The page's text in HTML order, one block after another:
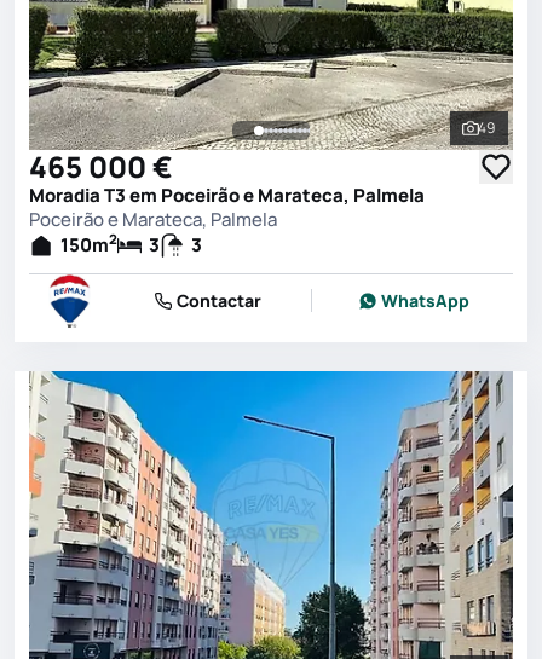
Ver
49
465 000 €
Moradia T3 em Poceirão e Marateca, Palmela
Poceirão e Marateca, Palmela
150m2 3 3
Contactar WhatsApp